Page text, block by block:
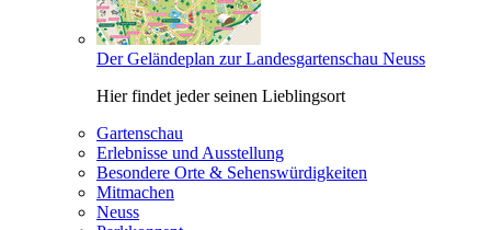
Der Geländeplan zur Landesgartenschau Neuss
Hier findet jeder seinen Lieblingsort
Gartenschau
Erlebnisse und Ausstellung
Besondere Orte & Sehenswürdigkeiten
Mitmachen
Neuss